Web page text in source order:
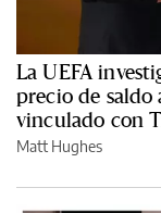
La UEFA
precio de
vinculado con
Matt Hughes